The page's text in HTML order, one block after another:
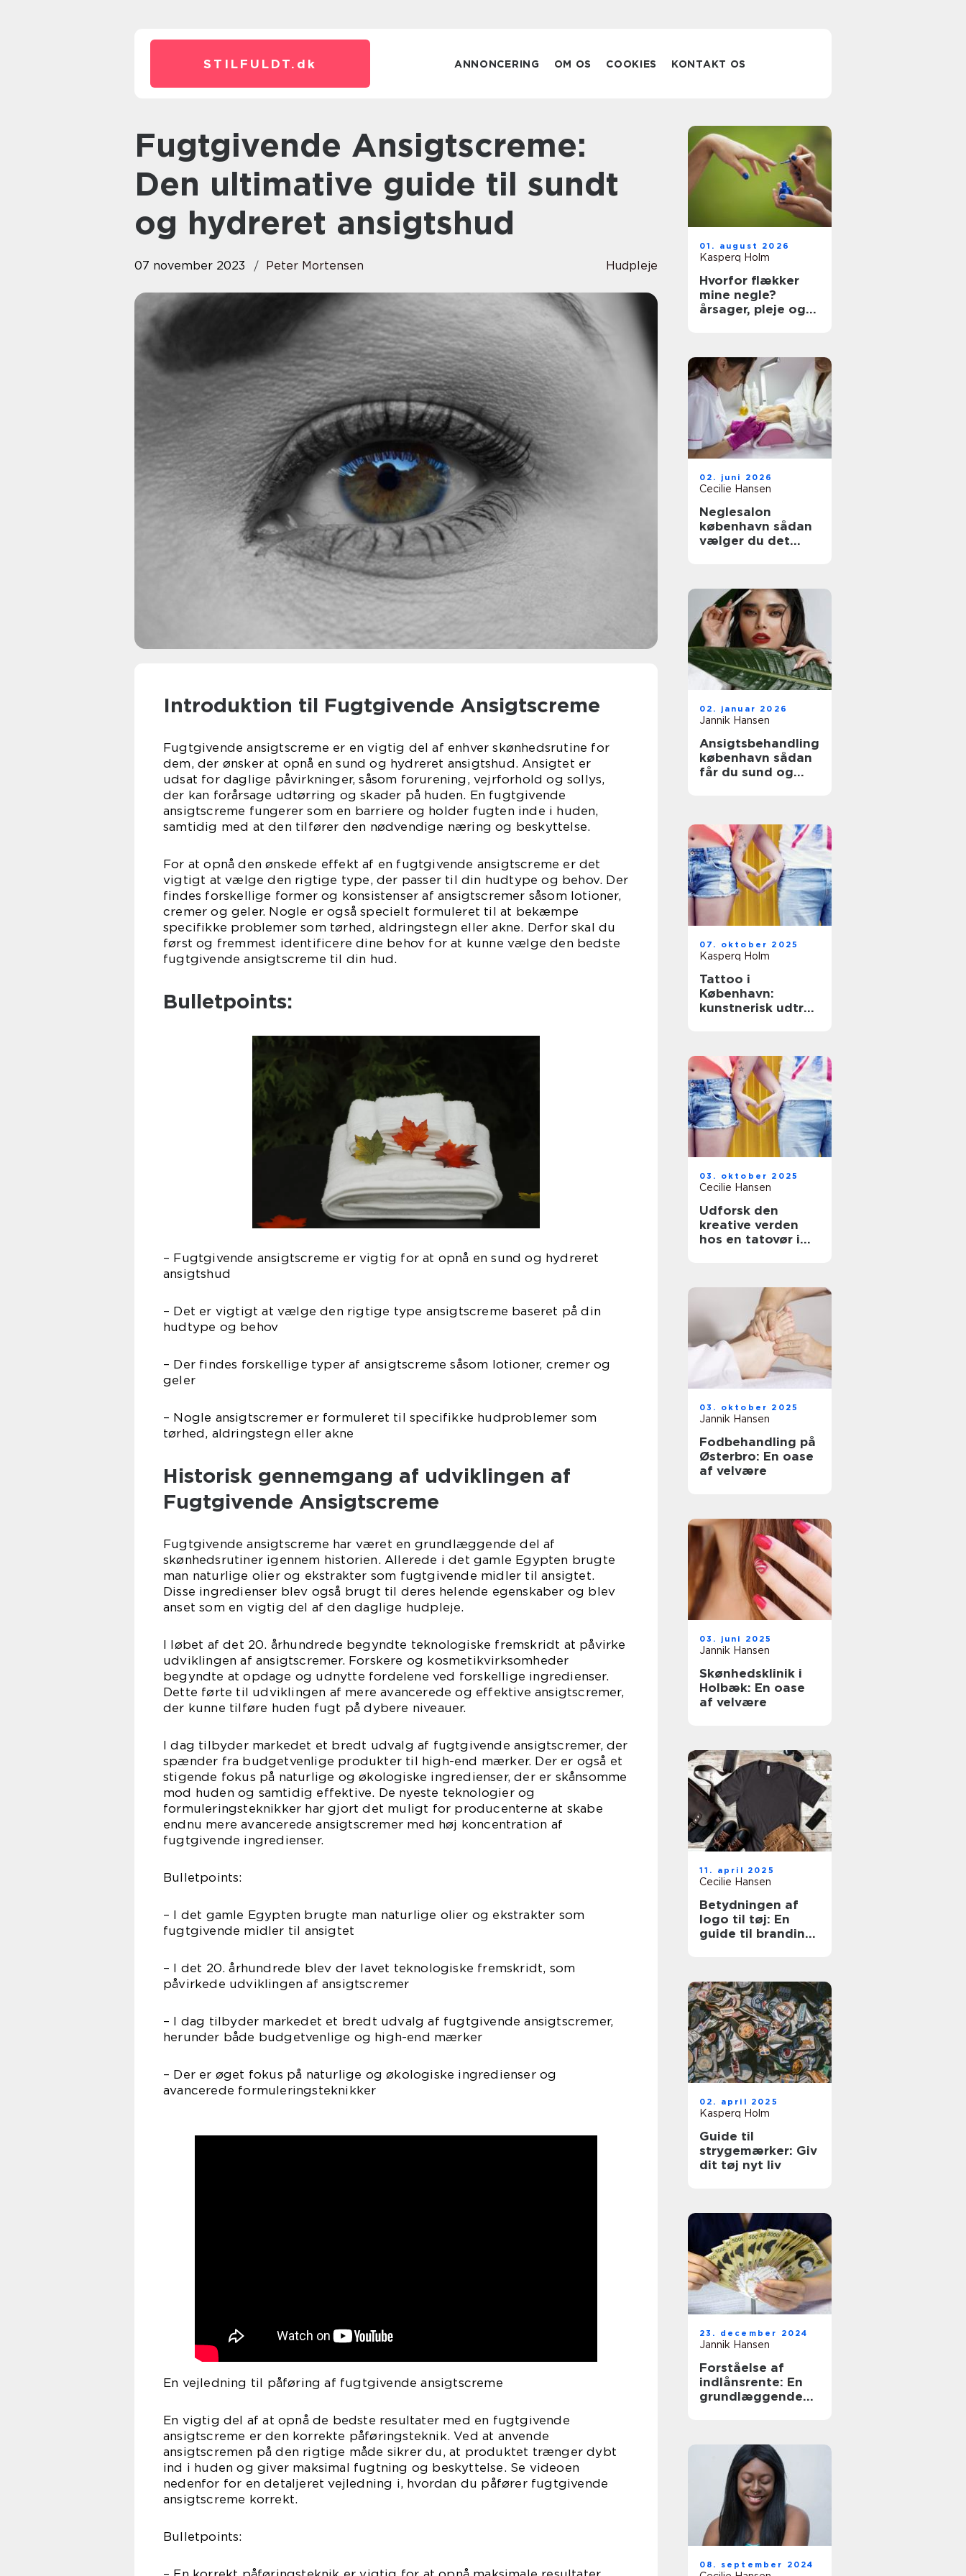
STILFULDT. dk ANNONCERING OM OS COOKIES KONTAKT OS
Fugtgivende Ansigtscreme:
Den ultimative guide til sundt
og hydreret ansigtshud
07 november 2023 Peter Mortensen Hudpleje
Introduktion til Fugtgivende Ansigtscreme
Fugtgivende ansigtscreme er en vigtig del af enhver skønhedsrutine for
dem, der ønsker at opnå en sund og hydreret ansigtshud. Ansigtet er
udsat for daglige påvirkninger, såsom forurening, vejrforhold og sollys,
der kan forårsage udtørring og skader på huden. En fugtgivende
ansigtscreme fungerer som en barriere og holder fugten inde i huden,
samtidig med at den tilfører den nødvendige næring og beskyttelse.
For at opnå den ønskede effekt af en fugtgivende ansigtscreme er det
vigtigt at vælge den rigtige type, der passer til din hudtype og behov. Der
findes forskellige former og konsistenser af ansigtscremer såsom lotioner,
cremer og geler. Nogle er også specielt formuleret til at bekæmpe
specifikke problemer som tørhed, aldringstegn eller akne. Derfor skal du
først og fremmest identificere dine behov for at kunne vælge den bedste
fugtgivende ansigtscreme til din hud.
Bulletpoints:
– Fugtgivende ansigtscreme er vigtig for at opnå en sund og hydreret
ansigtshud
– Det er vigtigt at vælge den rigtige type ansigtscreme baseret på din
hudtype og behov
– Der findes forskellige typer af ansigtscreme såsom lotioner, cremer og
geler
– Nogle ansigtscremer er formuleret til specifikke hudproblemer som
tørhed, aldringstegn eller akne
Historisk gennemgang af udviklingen af
Fugtgivende Ansigtscreme
Fugtgivende ansigtscreme har været en grundlæggende del af
skønhedsrutiner igennem historien. Allerede i det gamle Egypten brugte
man naturlige olier og ekstrakter som fugtgivende midler til ansigtet.
Disse ingredienser blev også brugt til deres helende egenskaber og blev
anset som en vigtig del af den daglige hudpleje.
I løbet af det 20. århundrede begyndte teknologiske fremskridt at påvirke
udviklingen af ansigtscremer. Forskere og kosmetikvirksomheder
begyndte at opdage og udnytte fordelene ved forskellige ingredienser.
Dette førte til udviklingen af mere avancerede og effektive ansigtscremer,
der kunne tilføre huden fugt på dybere niveauer.
I dag tilbyder markedet et bredt udvalg af fugtgivende ansigtscremer, der
spænder fra budgetvenlige produkter til high-end mærker. Der er også et
stigende fokus på naturlige og økologiske ingredienser, der er skånsomme
mod huden og samtidig effektive. De nyeste teknologier og
formuleringsteknikker har gjort det muligt for producenterne at skabe
endnu mere avancerede ansigtscremer med høj koncentration af
fugtgivende ingredienser.
Bulletpoints:
– I det gamle Egypten brugte man naturlige olier og ekstrakter som
fugtgivende midler til ansigtet
– I det 20. århundrede blev der lavet teknologiske fremskridt, som
påvirkede udviklingen af ansigtscremer
– I dag tilbyder markedet et bredt udvalg af fugtgivende ansigtscremer,
herunder både budgetvenlige og high-end mærker
– Der er øget fokus på naturlige og økologiske ingredienser og
avancerede formuleringsteknikker
En vejledning til påføring af fugtgivende ansigtscreme
En vigtig del af at opnå de bedste resultater med en fugtgivende
ansigtscreme er den korrekte påføringsteknik. Ved at anvende
ansigtscremen på den rigtige måde sikrer du, at produktet trænger dybt
ind i huden og giver maksimal fugtning og beskyttelse. Se videoen
nedenfor for en detaljeret vejledning i, hvordan du påfører fugtgivende
ansigtscreme korrekt.
Bulletpoints:
01. august 2026
Kasperq Holm
Hvorfor flækker
mine negle?
årsager, pleje og
02. juni 2026
Cecilie Hansen
Neglesalon
københavn sådan
vælger du det
02. januar 2026
Jannik Hansen
Ansigtsbehandling
københavn sådan
får du sund og
07. oktober 2025
Kasperq Holm
Tattoo i
København:
kunstnerisk udtryk
03. oktober 2025
Cecilie Hansen
Udforsk den
kreative verden
hos en tatovør i
03. oktober 2025
Jannik Hansen
Fodbehandling på
Østerbro: En oase
af velvære
03. juni 2025
Jannik Hansen
Skønhedsklinik i
Holbæk: En oase
af velvære
11. april 2025
Cecilie Hansen
Betydningen af
logo til tøj: En
guide til branding
02. april 2025
Kasperq Holm
Guide til
strygemærker: Giv
dit tøj nyt liv
23. december 2024
Jannik Hansen
Forståelse af
indlånsrente: En
grundlæggende
08. september 2024